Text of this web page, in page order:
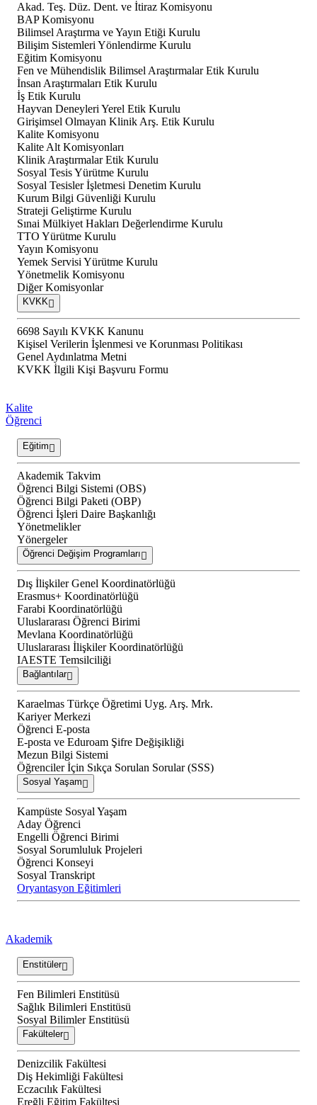
Akad. Teş. Düz. Dent. ve İtiraz Komisyonu
BAP Komisyonu
Bilimsel Araştırma ve Yayın Etiği Kurulu
Bilişim Sistemleri Yönlendirme Kurulu
Eğitim Komisyonu
Fen ve Mühendislik Bilimsel Araştırmalar Etik Kurulu
İnsan Araştırmaları Etik Kurulu
İş Etik Kurulu
Hayvan Deneyleri Yerel Etik Kurulu
Girişimsel Olmayan Klinik Arş. Etik Kurulu
Kalite Komisyonu
Kalite Alt Komisyonları
Klinik Araştırmalar Etik Kurulu
Sosyal Tesis Yürütme Kurulu
Sosyal Tesisler İşletmesi Denetim Kurulu
Kurum Bilgi Güvenliği Kurulu
Strateji Geliştirme Kurulu
Sınai Mülkiyet Hakları Değerlendirme Kurulu
TTO Yürütme Kurulu
Yayın Komisyonu
Yemek Servisi Yürütme Kurulu
Yönetmelik Komisyonu
Diğer Komisyonlar
KVKK
6698 Sayılı KVKK Kanunu
Kişisel Verilerin İşlenmesi ve Korunması Politikası
Genel Aydınlatma Metni
KVKK İlgili Kişi Başvuru Formu
Kalite
Öğrenci
Eğitim
Akademik Takvim
Öğrenci Bilgi Sistemi (OBS)
Öğrenci Bilgi Paketi (OBP)
Öğrenci İşleri Daire Başkanlığı
Yönetmelikler
Yönergeler
Öğrenci Değişim Programları
Dış İlişkiler Genel Koordinatörlüğü
Erasmus+ Koordinatörlüğü
Farabi Koordinatörlüğü
Uluslararası Öğrenci Birimi
Mevlana Koordinatörlüğü
Uluslararası İlişkiler Koordinatörlüğü
IAESTE Temsilciliği
Bağlantılar
Karaelmas Türkçe Öğretimi Uyg. Arş. Mrk.
Kariyer Merkezi
Öğrenci E-posta
E-posta ve Eduroam Şifre Değişikliği
Mezun Bilgi Sistemi
Öğrenciler İçin Sıkça Sorulan Sorular (SSS)
Sosyal Yaşam
Kampüste Sosyal Yaşam
Aday Öğrenci
Engelli Öğrenci Birimi
Sosyal Sorumluluk Projeleri
Öğrenci Konseyi
Sosyal Transkript
Oryantasyon Eğitimleri
Akademik
Enstitüler
Fen Bilimleri Enstitüsü
Sağlık Bilimleri Enstitüsü
Sosyal Bilimler Enstitüsü
Fakülteler
Denizcilik Fakültesi
Diş Hekimliği Fakültesi
Eczacılık Fakültesi
Ereğli Eğitim Fakültesi